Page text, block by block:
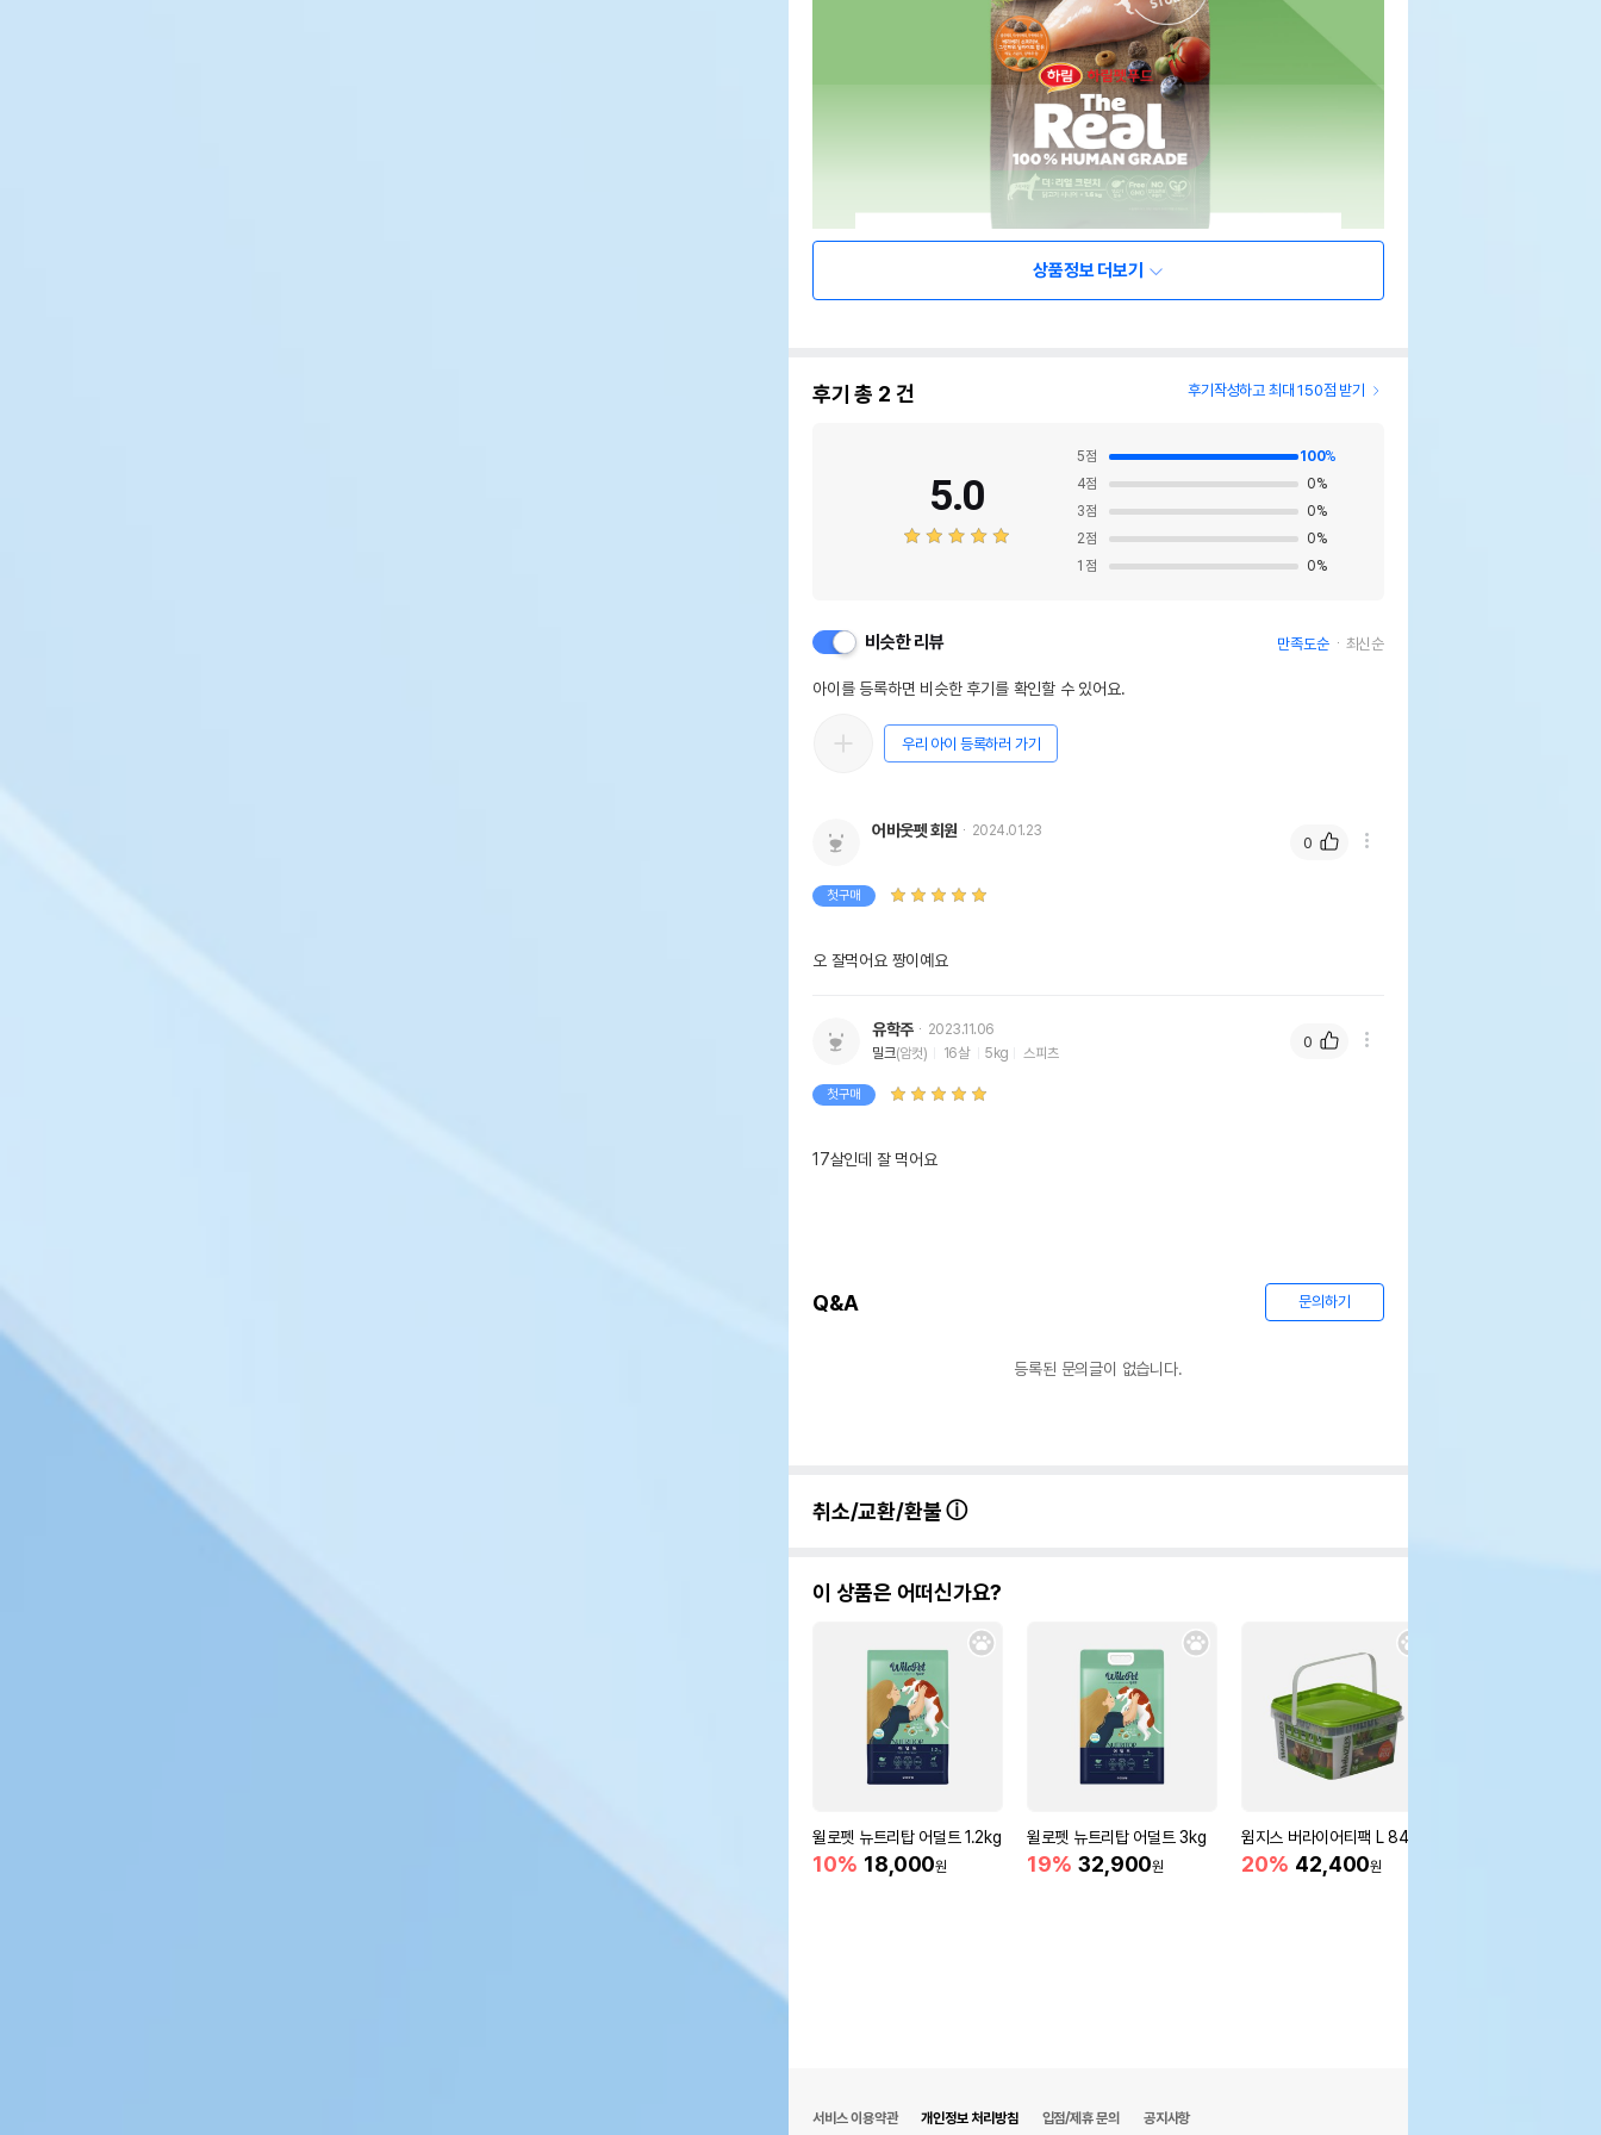
상품정보 더보기
후기 총 2 건 후기작성하고 최대 150점 받기
5.0
5점 100%
4점 0%
3점 0%
2점 0%
1 점 0%
비슷한 리뷰 만족도순 최신순
아이를 등록하면 비슷한 후기를 확인할 수 있어요.
우리 아이 등록하러 가기
어바웃펫 회원 2024.01.23
첫구매
오 잘먹어요 짱이예요
0
유학주
2023.11.06
밀크(암컷) 16살 5kg 스피츠
첫구매
0
Q&A 문의하기
등록된 문의글이 없습니다.
취소/교환/환불
이 상품은 어떠신가요?
윌로펫 뉴트리탑 어덜트 1.2kg
10% 18,000원
윌로펫 뉴트리탑 어덜트 3kg
19% 32,900원
윔지스 버라이어티팩 L 840g
20% 42,400원
서비스 이용약관 개인정보 처리방침 입점/제휴 문의 공지사항